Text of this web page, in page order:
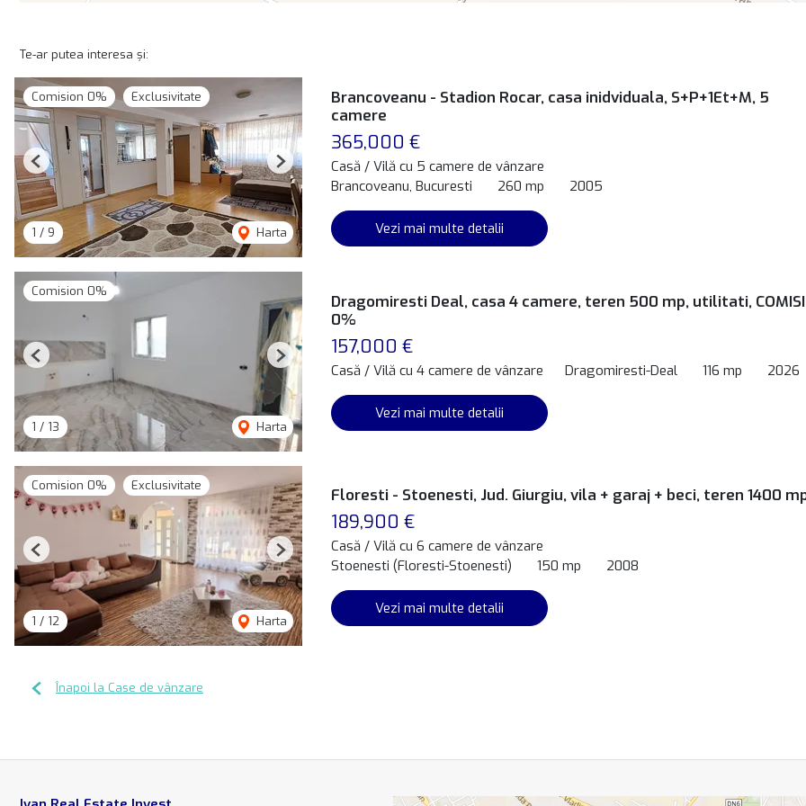
Te-ar putea interesa și:
Comision 0% Exclusivitate
1 / 9 Harta
Previous Next
Brancoveanu - Stadion Rocar, casa inidviduala, S+P+1Et+M, 5
camere
365,000 €
Casă / Vilă cu 5 camere de vânzare
Brancoveanu, Bucuresti
260 mp 2005
Vezi mai multe detalii
Comision 0%
1 / 13 Harta
Previous Next
Dragomiresti Deal, casa 4 camere, teren 500 mp, utilitati,
0%
157,000 €
Casă / Vilă cu 4 camere de vânzare Dragomiresti-Deal 116 mp 2026
Vezi mai multe detalii
Comision 0% Exclusivitate
1 / 12 Harta
Previous Next
Floresti - Stoenesti, Jud. Giurgiu, vila + garaj + beci, teren 1400
189,900 €
Casă / Vilă cu 6 camere de vânzare
Stoenesti (Floresti-Stoenesti)
150 mp 2008
Vezi mai multe detalii
Înapoi la Case de vânzare